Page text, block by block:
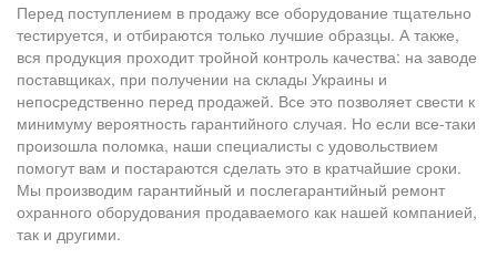
Перед поступлением в продажу все оборудование тщательно
тестируется, и отбираются только лучшие образцы. А также,
вся продукция проходит тройной контроль качества: на заводе
поставщиках, при получении на склады Украины и
непосредственно перед продажей. Все это позволяет свести к
минимуму вероятность гарантийного случая. Но если все-таки
произошла поломка, наши специалисты с удовольствием
помогут вам и постараются сделать это в кратчайшие сроки.
Мы производим гарантийный и послегарантийный ремонт
охранного оборудования продаваемого как нашей компанией,
так и другими.